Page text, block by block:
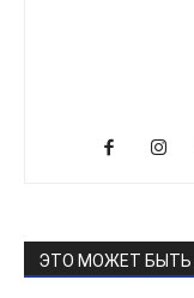
ЭТО МОЖЕТ БЫТЬ